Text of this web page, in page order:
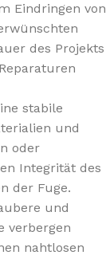
Eindringen von
des Projekts
stabile
und
oder
Integrität des
der Fuge.
und
verbergen
nahtlosen